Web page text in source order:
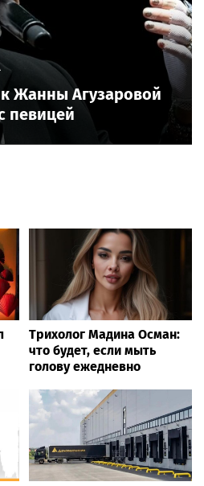
Жанны Агузаровой
певицей
Трихолог Мадина Осман:
что будет, если мыть
голову ежедневно